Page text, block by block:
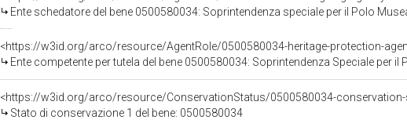
Ente schedatore del bene 0500580034: Soprintendenza speciale per il Polo
<https://w3id.org/arco/resource/AgentRole/0500580034-heritage-protection-
Ente competente per tutela del bene 0500580034: Soprintendenza Speciale per il Patrimonio Storico
<https://w3id.org/arco/resource/ConservationStatus/0500580034-conservation-
Stato di conservazione 1 del bene: 0500580034